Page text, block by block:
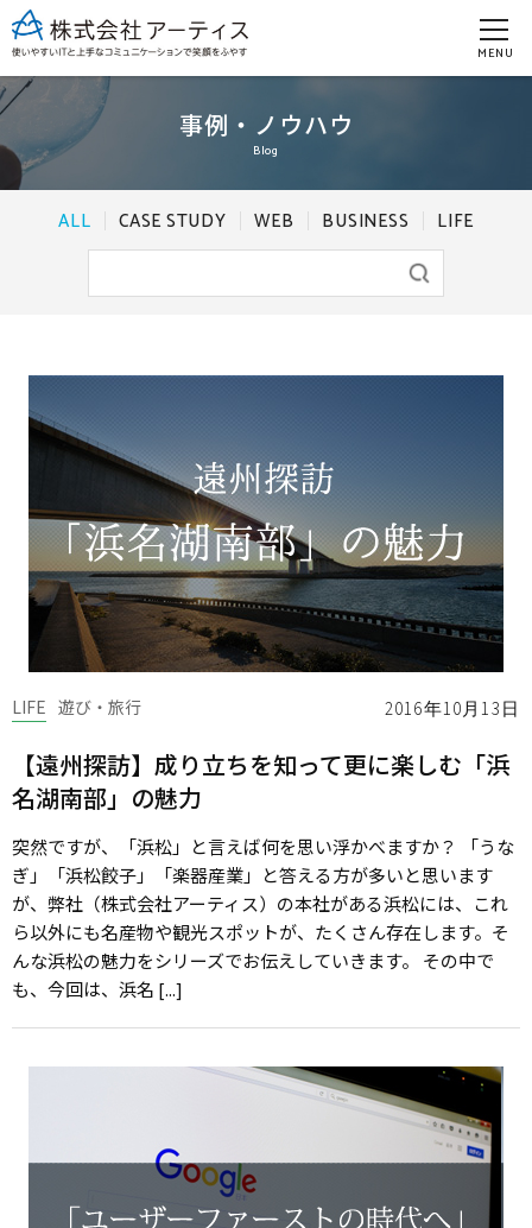
MENU
事例・ノウハウ
Blog
ALL CASE STUDY WEB BUSINESS LIFE
2016年10月13日
LIFE 遊び・旅行
【遠州探訪】成り立ちを知って更に楽しむ「浜
名湖南部」の魅力
突然ですが、「浜松」と言えば何を思い浮かべますか？ 「うな
ぎ」「浜松餃子」「楽器産業」と答える方が多いと思います
が、弊社（株式会社アーティス）の本社がある浜松には、これ
ら以外にも名産物や観光スポットが、たくさん存在します。そ
んな浜松の魅力をシリーズでお伝えしていきます。 その中で
も、今回は、浜名 [...]